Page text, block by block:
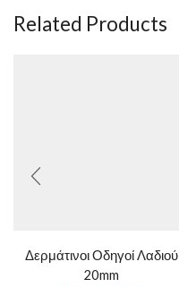
Related Products
Δερμάτινοι Οδηγοί Λαδιού
20mm